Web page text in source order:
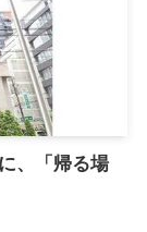
、「帰る場